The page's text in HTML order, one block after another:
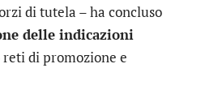
di tutela – ha concluso
delle indicazioni
di promozione e